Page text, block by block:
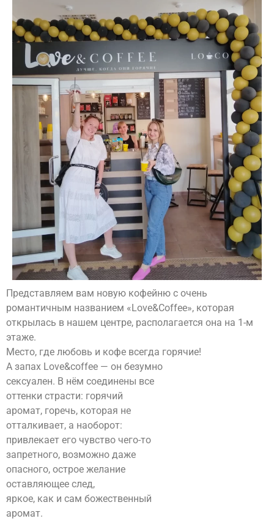
Представляем вам новую кофейню с очень
романтичным названием «Love&Coffee», которая
открылась в нашем центре, располагается она на 1-м
этаже.
Место, где любовь и кофе всегда горячие!
А запах Love&coffee — он безумно
сексуален. В нём соединены все
оттенки страсти: горячий
аромат, горечь, которая не
отталкивает, а наоборот:
привлекает его чувство чего-то
запретного, возможно даже
опасного, острое желание
оставляющее след,
яркое, как и сам божественный
аромат.